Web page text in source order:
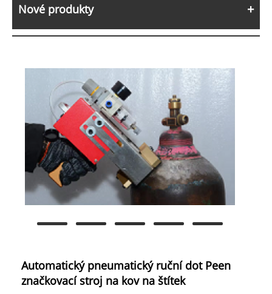
Nové produkty
Automatický pneumatický ruční dot Peen
značkovací stroj na kov na štítek